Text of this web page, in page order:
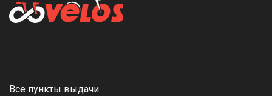
Все пункты выдачи